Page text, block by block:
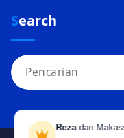
Search
Pencarian
untuk:
Rezadari